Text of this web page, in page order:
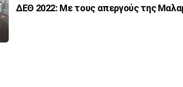
ΔΕΘ 2022: Με τους απεργούς της